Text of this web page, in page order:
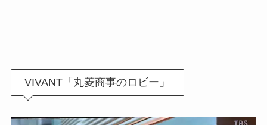
VIVANT「丸菱商事のロビー」